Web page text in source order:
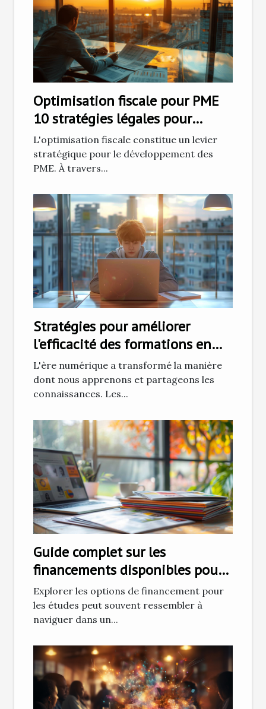
Optimisation fiscale pour PME
10 stratégies légales pour
réduire vos impôts
L'optimisation fiscale constitue un levier
stratégique pour le développement des
PME. À travers...
Stratégies pour améliorer
l'efficacité des formations en
ligne
L'ère numérique a transformé la manière
dont nous apprenons et partageons les
connaissances. Les...
Guide complet sur les
financements disponibles pour
vos études
Explorer les options de financement pour
les études peut souvent ressembler à
naviguer dans un...